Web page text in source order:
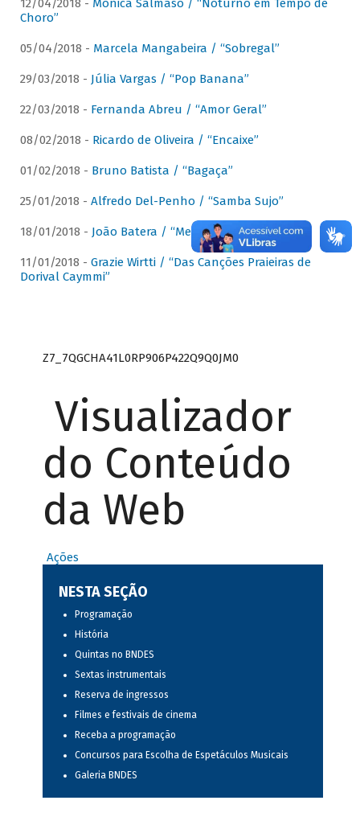
12/04/2018 - Mônica Salmaso / “Noturno em Tempo de
Choro”
05/04/2018 - Marcela Mangabeira / “Sobregal”
29/03/2018 - Júlia Vargas / “Pop Banana”
22/03/2018 - Fernanda Abreu / “Amor Geral”
08/02/2018 - Ricardo de Oliveira / “Encaixe”
01/02/2018 - Bruno Batista / “Bagaça”
25/01/2018 - Alfredo Del-Penho / “Samba Sujo”
18/01/2018 - João Batera / “Meu Pandeiro”
11/01/2018 - Grazie Wirtti / “Das Canções Praieiras de
Dorival Caymmi”
Z7_7QGCHA41L0RP906P422Q9Q0JM0
Visualizador
do Conteúdo
da Web
Ações
NESTA SEÇÃO
Programação
História
Quintas no BNDES
Sextas instrumentais
Reserva de ingressos
Filmes e festivais de cinema
Receba a programação
Concursos para Escolha de Espetáculos Musicais
Galeria BNDES